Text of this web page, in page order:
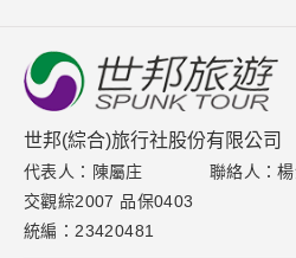
新聞中心
聯絡我們
下載專區
網站導覽
世邦(綜合)旅行社股份有限公司
代表人：陳屬庄
聯絡人：
交觀綜2007 品保0403
統編：23420481